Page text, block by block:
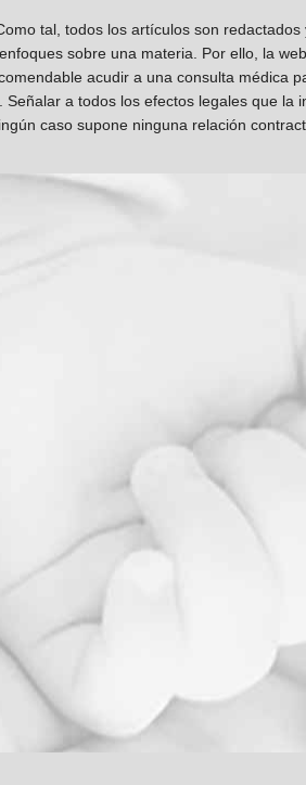
tal, todos los artículos son
sobre una materia. Por ello, la
acudir a una consulta médica
a todos los efectos legales que la
caso supone ninguna relación